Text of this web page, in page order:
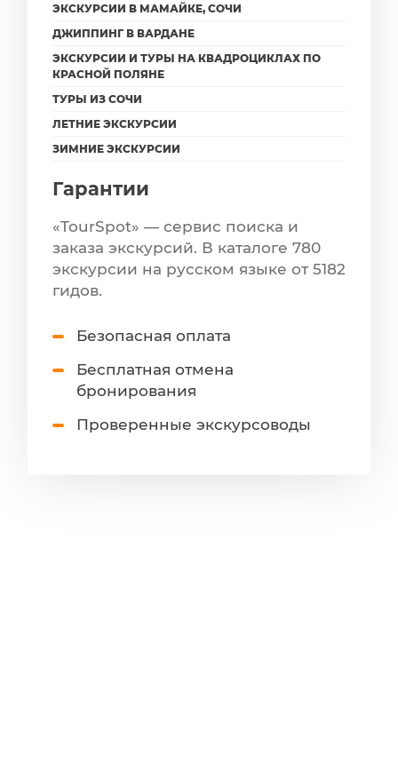
ЭКСКУРСИИ В МАМАЙКЕ, СОЧИ
ДЖИППИНГ В ВАРДАНЕ
ЭКСКУРСИИ И ТУРЫ НА КВАДРОЦИКЛАХ ПО
КРАСНОЙ ПОЛЯНЕ
ТУРЫ ИЗ СОЧИ
ЛЕТНИЕ ЭКСКУРСИИ
ЗИМНИЕ ЭКСКУРСИИ
Гарантии
«TourSpot» — сервис поиска и
заказа экскурсий. В каталоге 780
экскурсии на русском языке от 5182
гидов.
Безопасная оплата
Бесплатная отмена
бронирования
Проверенные экскурсоводы